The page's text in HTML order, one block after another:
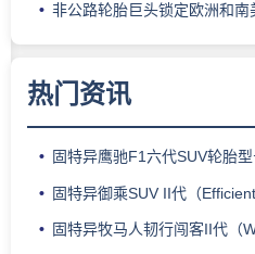
非公路轮胎巨头锁定欧洲和南
热门资讯
固特异鹰驰F1六代SUV轮胎型号档案：产品定位、核心技术、适用
固特异御乘SUV II代（EfficientGrip Performance SUV）轮胎型号档案：产品定位、核心技术、适
固特异牧马人韧行闯客II代（WRANGLER DURATRAC RT）轮胎型号档案：产品定位、核心技术、